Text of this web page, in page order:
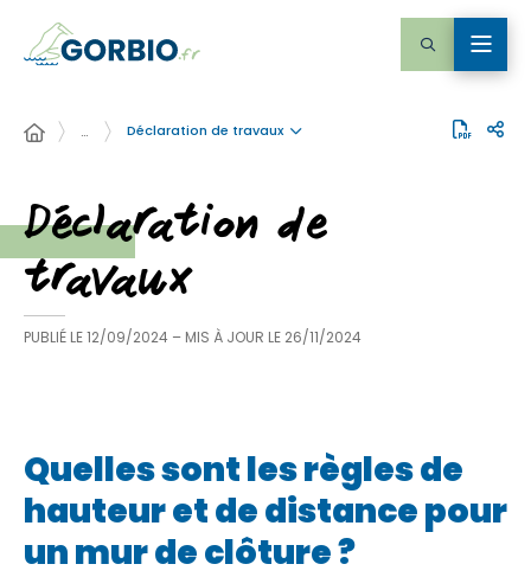
… Déclaration de travaux
Déclaration de
travaux
PUBLIÉ LE12/09/2024 – MIS À JOUR LE 26/11/2024
Quelles sont les règles de
hauteur et de distance pour
un mur de clôture ?